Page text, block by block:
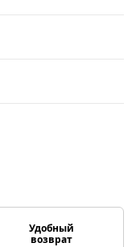
Удобный
возврат